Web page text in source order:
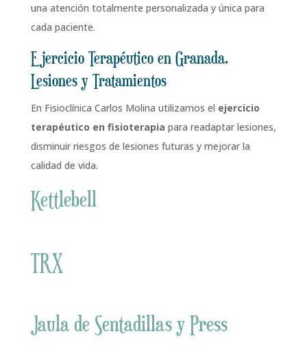
una atención totalmente personalizada y única para
cada paciente.
Ejercicio Terapéutico en Granada.
Lesiones y Tratamientos
En Fisioclínica Carlos Molina utilizamos el ejercicio
terapéutico en fisioterapia para readaptar lesiones,
disminuir riesgos de lesiones futuras y mejorar la
calidad de vida.
Kettlebell
TRX
Jaula de Sentadillas y Press